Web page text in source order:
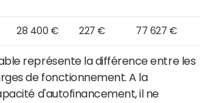
28 400 € 227 € 77 627 €
représente la différence entre les
de fonctionnement. A la
d'autofinancement, il ne